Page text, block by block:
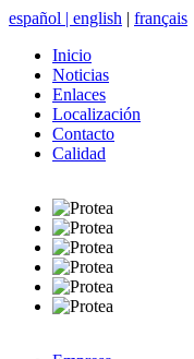
español | english | français
Inicio
Noticias
Enlaces
Localización
Contacto
Calidad